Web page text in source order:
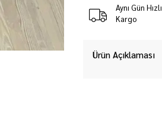
Aynı Gün Hızlı
Kargo
Ürün Açıklaması